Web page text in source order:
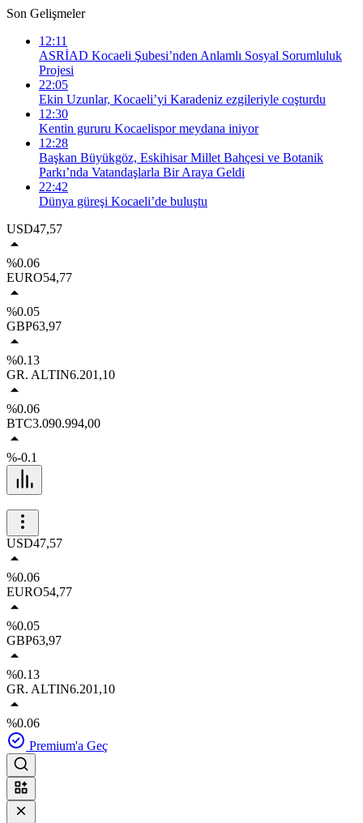
Son Gelişmeler
12:11
ASRİAD Kocaeli Şubesi’nden Anlamlı Sosyal Sorumluluk
Projesi
22:05
Ekin Uzunlar, Kocaeli’yi Karadeniz ezgileriyle coşturdu
12:30
Kentin gururu Kocaelispor meydana iniyor
12:28
Başkan Büyükgöz, Eskihisar Millet Bahçesi ve Botanik
Parkı’nda Vatandaşlarla Bir Araya Geldi
22:42
Dünya güreşi Kocaeli’de buluştu
USD47,57
%0.06
EURO54,77
%0.05
GBP63,97
%0.13
GR. ALTIN6.201,10
%0.06
BTC3.090.994,00
%-0.1
USD47,57
%0.06
EURO54,77
%0.05
GBP63,97
%0.13
GR. ALTIN6.201,10
%0.06
Premium'a Geç